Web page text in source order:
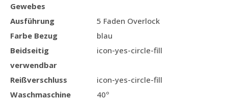
Gewebes
Ausführung
5 Faden Overlock
Farbe Bezug
blau
Beidseitig
verwendbar
icon-yes-circle-fill
Reißverschluss
icon-yes-circle-fill
Waschmaschine
40º